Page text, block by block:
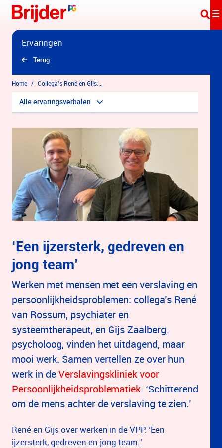
Overslaan en naar hoofdinhoud gaan
Ervaringen
Terug
Home
Alle ervaringsverhalen
‘Een ijzersterk, gedreven en
jong team’
Werken met mensen met een verslaving en
persoonlijkheidsproblemen: collega’s René
van Rossum, psychiater en
systeemtherapeut, en Gijs Zaalberg,
psycholoog, vinden het uitdagend, maar
mooi werk. Samen vertellen ze over hun
werk in deVerslavingskliniek voor
Persoonlijkheidsproblematiek. ‘Schitterend
om de mens achter de verslaving te zien.’
René en Gijs over werken in de VPP: ‘Een
ijzersterk, gedreven en jong team.’